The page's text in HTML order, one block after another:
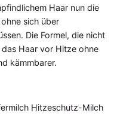
Haar nun die
sich über
Die Formel, die nicht
Haar vor Hitze ohne
kämmbarer.
Hitzeschutz-Milch